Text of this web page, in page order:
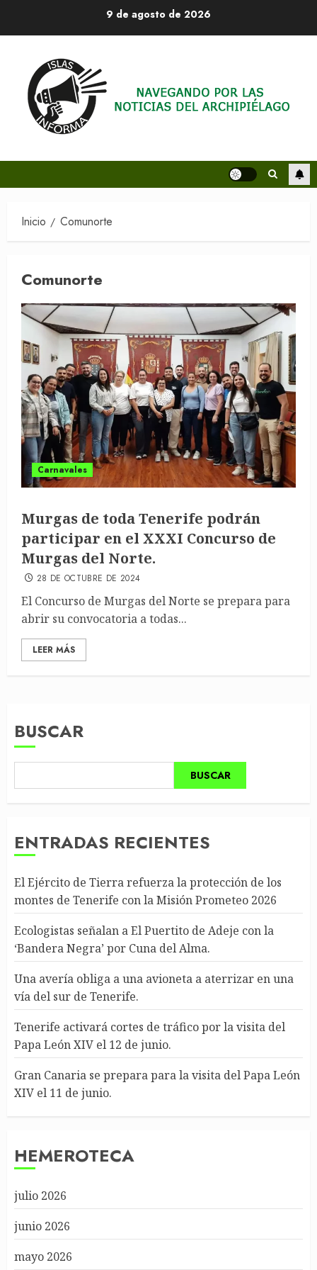
9 de agosto de 2026
Inicio Comunorte
Comunorte
Carnavales
Murgas de toda Tenerife podrán
participar en el XXXI Concurso de
Murgas del Norte.
28 DE OCTUBRE DE 2024
El Concurso de Murgas del Norte se prepara para
abrir su convocatoria a todas...
LEER MÁS
BUSCAR
BUSCAR
ENTRADAS RECIENTES
El Ejército de Tierra refuerza la protección de los
montes de Tenerife con la Misión Prometeo 2026
Ecologistas señalan a El Puertito de Adeje con la
‘Bandera Negra’ por Cuna del Alma.
Una avería obliga a una avioneta a aterrizar en una
vía del sur de Tenerife.
Tenerife activará cortes de tráfico por la visita del
Papa León XIV el 12 de junio.
Gran Canaria se prepara para la visita del Papa León
XIV el 11 de junio.
HEMEROTECA
julio 2026
junio 2026
mayo 2026